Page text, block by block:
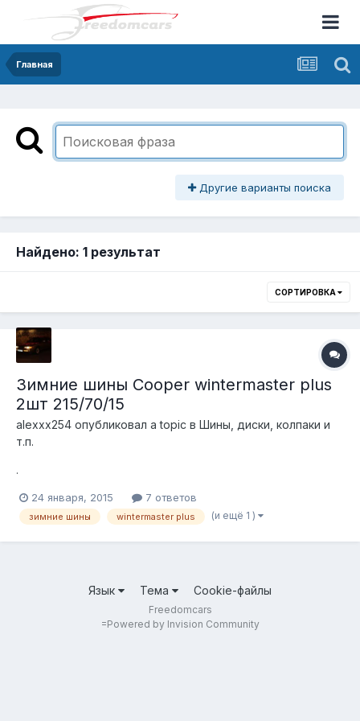
Главная
Другие варианты поиска
Найдено: 1 результат
СОРТИРОВКА
Зимние шины Cooper wintermaster plus
2шт 215/70/15
alexxx254 опубликовал a topic в Шины, диски, колпаки и
т.п.
.
24 января, 2015 7 ответов
зимние шины wintermaster plus (и ещё 1 )
Язык Тема Cookie-файлы
Freedomcars
=Powered by Invision Community